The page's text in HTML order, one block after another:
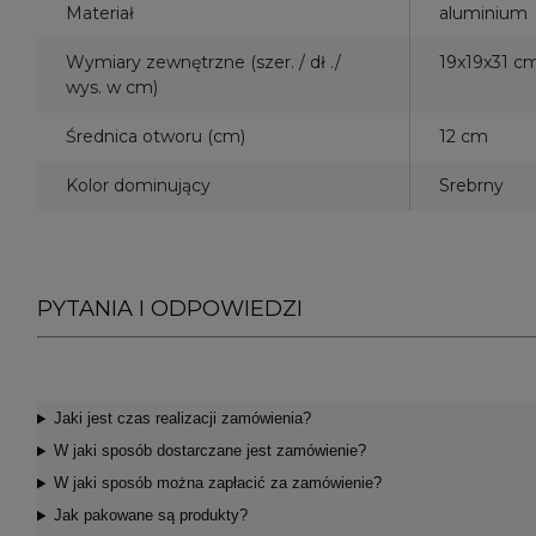
Materiał aluminium
Wymiary zewnętrzne (szer. / dł ./
wys. w cm)
19x19x31
Średnica otworu (cm) 12 cm
Kolor dominujący Srebrny
PYTANIA I ODPOWIEDZI
Jaki jest czas realizacji zamówienia?
W jaki sposób dostarczane jest zamówienie?
W jaki sposób można zapłacić za zamówienie?
Jak pakowane są produkty?